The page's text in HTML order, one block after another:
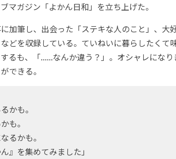
マガジン「よかん日和」を立ち上げた。
加筆し、出会った「ステキな人のこと」、大
どを収録している。ていねいに暮らしたくて
るも、「......なんか違う？」。オシャレにな
できる。
かも。
も。
るかも。
』を集めてみました」